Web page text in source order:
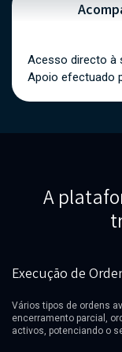
Acesso directo à
Apoio efectuado
A
Execução de
Vários tipos de ordens
encerramento parcial,
activos, potenciando o